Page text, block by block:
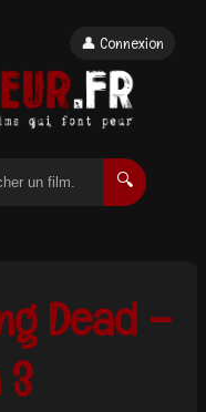
🔍
👤 Connexion
Dead –